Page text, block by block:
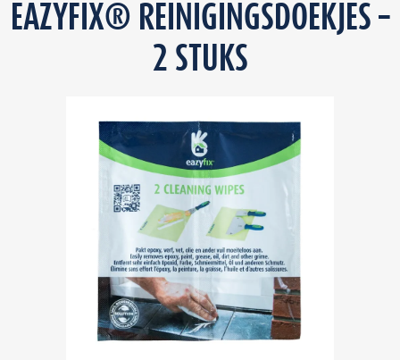
EAZYFIX® REINIGINGSDOEKJES –
2 STUKS